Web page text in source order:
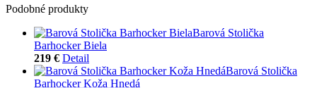
Podobné produkty
Barová Stolička
Barhocker Biela
219 € Detail
Barová Stolička
Barhocker Koža Hnedá